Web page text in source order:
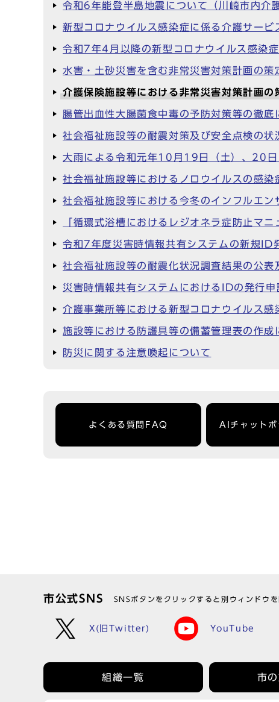
令和6年能登半島地震について（川崎市内介
新型コロナウイルス感染症に係る介護サー
令和7年4月以降の新型コロナウイルス感染
水害・土砂災害を含む非常災害対策計画の策
介護保険施設等における非常災害対策計画
腸管出血性大腸菌食中毒の予防対策等の徹底
社会福祉施設等の耐震対策及び安全点検の状
大雨による令和元年10月19日（土）、20日
社会福祉施設等におけるノロウイルスの感染
社会福祉施設等における今冬のインフルエン
「循環式浴槽におけるレジオネラ症防止マ
令和7年度災害時情報共有システムの新規ID
社会福祉施設等の耐震化状況調査結果の公表
災害時情報共有システムにおけるIDの発行
介護事業所等における新型コロナウイルス感
施設等における防護具等の備蓄管理表の作成
防災に関する注意喚起について
よくある質問FAQ AIチャットボ
市公式SNS SNSボタンをクリックすると別ウィンドウ
X(旧Twitter) YouTube
組織一覧 市